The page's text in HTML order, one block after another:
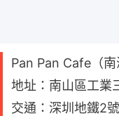
Pan Pan Cafe（南
地址：南山區工業
交通：深圳地鐵2